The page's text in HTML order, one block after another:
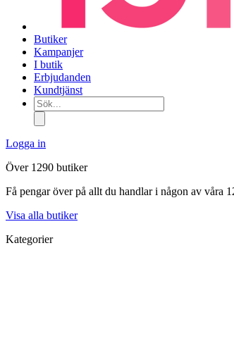
Butiker
Kampanjer
I butik
Erbjudanden
Kundtjänst
Sök...
Logga in
Över 1290 butiker
Få pengar över på allt du handlar i någon av våra
Visa alla butiker
Kategorier